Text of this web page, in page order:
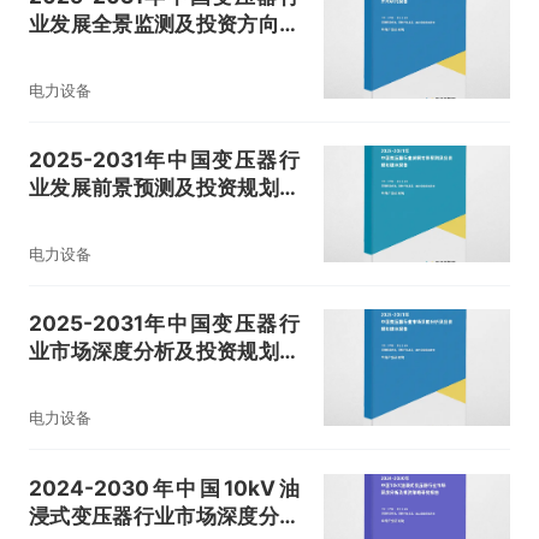
业发展全景监测及投资方向研
电力设备
2025-2031年中国变压器行
业发展前景预测及投资规划建
电力设备
2025-2031年中国变压器行
业市场深度分析及投资规划建
电力设备
2024-2030年中国10kV油
浸式变压器行业市场深度分析